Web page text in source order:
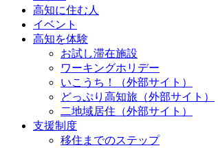
高知に住む人
イベント
高知を体験
お試し滞在施設
ワーキングホリデー
いこうち！（外部サイト）
どっぷり高知旅（外部サイト）
二地域居住（外部サイト）
支援制度
移住までのステップ